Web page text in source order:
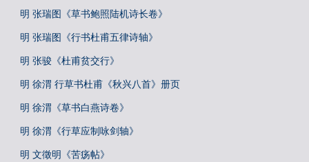
明 张瑞图《草书鲍照陆机诗长卷》
明 张瑞图《行书杜甫五律诗轴》
明 张骏《杜甫贫交行》
明 徐渭 行草书杜甫《秋兴八首》册页
明 徐渭《草书白燕诗卷》
明 徐渭《行草应制咏剑轴》
明 文徵明《苦疡帖》